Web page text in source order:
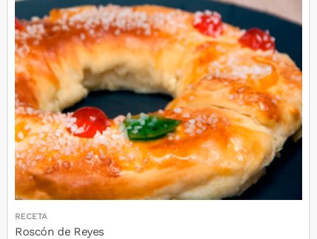
RECETA
Roscón de Reyes